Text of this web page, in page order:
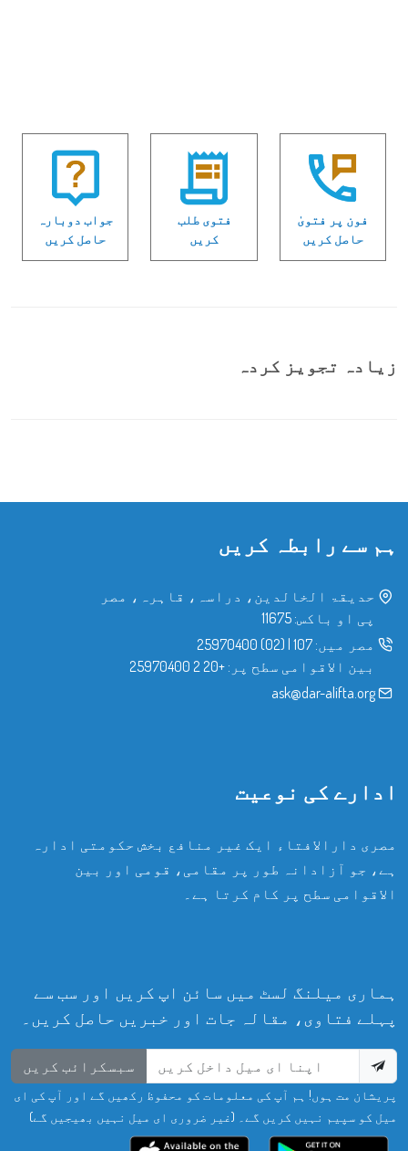
فون پر فتویٰ
حاصل کریں
فتوی طلب
کریں
جواب دوبارہ
حاصل کریں
زیادہ تجویز کردہ
ہم سے رابطہ کریں
حدیقۃ الخالدین، دراسہ، قاہرہ، مصر
پی او باکس: 11675
مصر میں: 107
|
(02) 25970400
بین الاقوامی سطح پر: +20 2 25970400
ask@dar-alifta.org
ادارے کی نوعیت
مصری دارالافتاء ایک غیر منافع بخش حکومتی ادارہ
ہے، جو آزادانہ طور پر مقامی، قومی اور بین
الاقوامی سطح پر کام کرتا ہے۔
ہماری میلنگ لسٹ میں سائن اپ کریں اور سب سے
پہلے فتاوی، مقالہ جات اور خبریں حاصل کریں۔
سبسکرائب کریں
پریشان مت ہوں! ہم آپ کی معلومات کو محفوظ رکھیں گے اور آپ کی ای
میل کو سپیم نہیں کریں گے۔ (غیر ضروری ای میل نہیں بھیجیں گے)